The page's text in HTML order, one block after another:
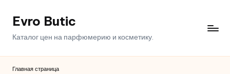
ПерейтиEvro Butic
Каталог цен на парфюмерию и косметику.
Главная страница